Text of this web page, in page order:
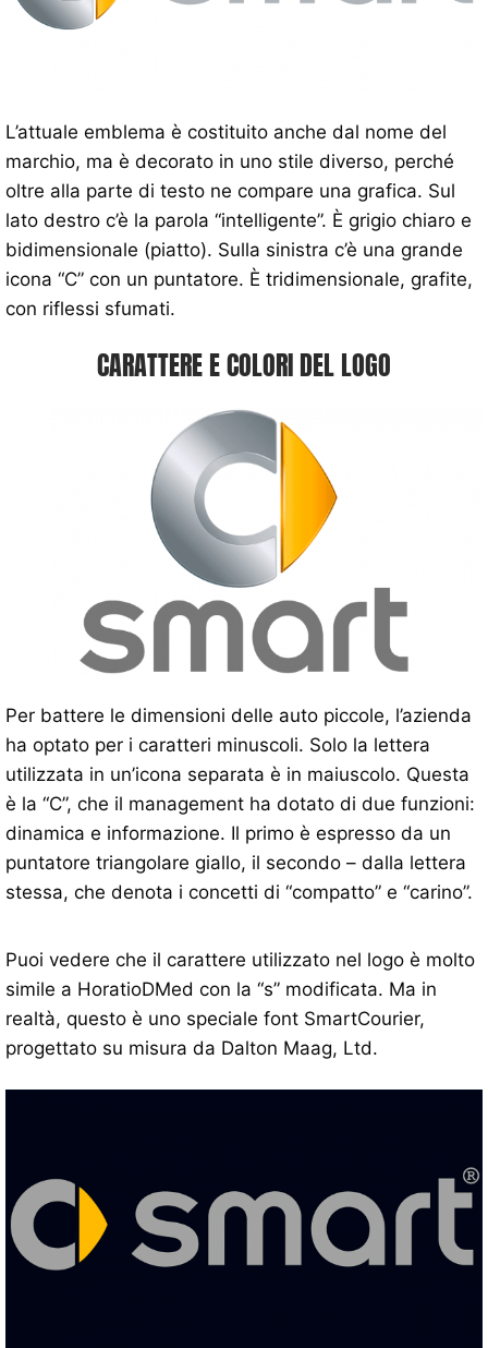
L’attuale emblema è costituito anche dal nome del
marchio, ma è decorato in uno stile diverso, perché
oltre alla parte di testo ne compare una grafica. Sul
lato destro c’è la parola “intelligente”. È grigio chiaro e
bidimensionale (piatto). Sulla sinistra c’è una grande
icona “C” con un puntatore. È tridimensionale, grafite,
con riflessi sfumati.
CARATTERE E COLORI DEL LOGO
Per battere le dimensioni delle auto piccole, l’azienda
ha optato per i caratteri minuscoli. Solo la lettera
utilizzata in un’icona separata è in maiuscolo. Questa
è la “C”, che il management ha dotato di due funzioni:
dinamica e informazione. Il primo è espresso da un
puntatore triangolare giallo, il secondo – dalla lettera
stessa, che denota i concetti di “compatto” e “carino”.
Puoi vedere che il carattere utilizzato nel logo è molto
simile a HoratioDMed con la “s” modificata. Ma in
realtà, questo è uno speciale font SmartCourier,
progettato su misura da Dalton Maag, Ltd.